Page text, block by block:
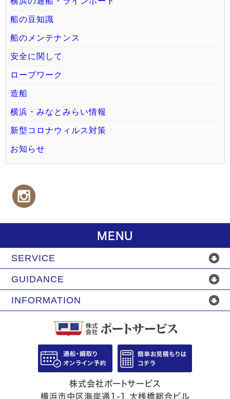
船の豆知識
船のメンテナンス
安全に関して
ロープワーク
造船
横浜・みなとみらい情報
新型コロナウィルス対策
お知らせ
MENU
SERVICE
GUIDANCE
INFORMATION
株式会社ポートサービス
横浜市中区海岸通1-1 大桟橋総合ビル